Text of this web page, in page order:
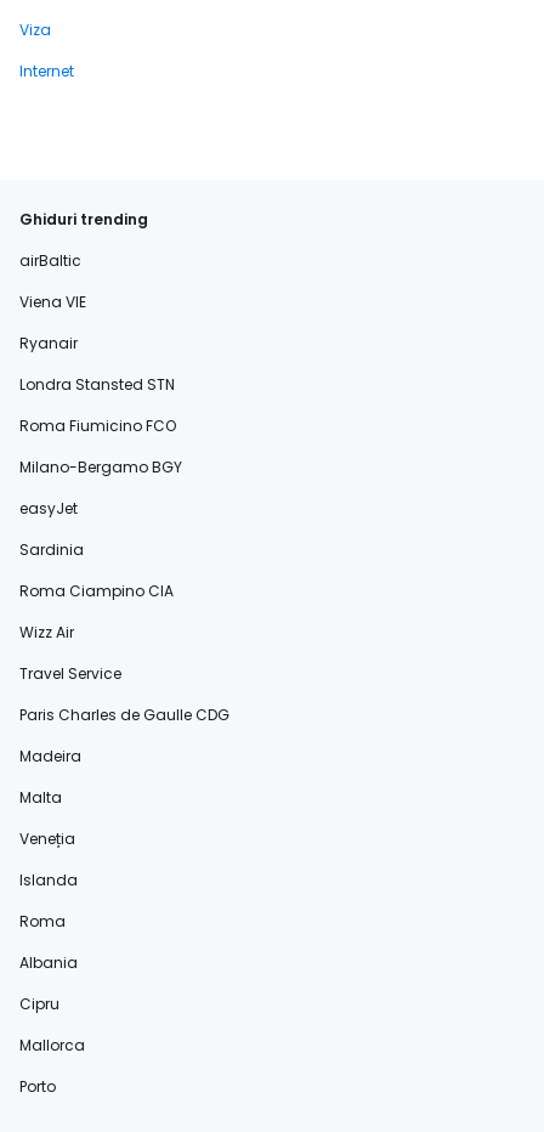
Viza
Internet
Ghiduri trending
airBaltic
Viena VIE
Ryanair
Londra Stansted STN
Roma Fiumicino FCO
Milano-Bergamo BGY
easyJet
Sardinia
Roma Ciampino CIA
Wizz Air
Travel Service
Paris Charles de Gaulle CDG
Madeira
Malta
Veneția
Islanda
Roma
Albania
Cipru
Mallorca
Porto